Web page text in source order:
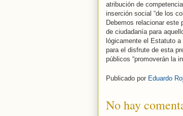
atribución de
inserción social “de los
Debemos relacionar este
de ciudadanía para
lógicamente el Estatuto
para el disfrute de esta
públicos “promoverán la
Publicado por Eduardo
No hay